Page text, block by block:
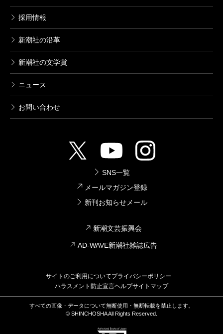
採用情報
新潮社の沿革
新潮社の文学賞
ニュース
お問い合わせ
SNS一覧
メールマガジン登録
新刊お知らせメール
新潮文芸振興会
AD-WAVE新潮社雑誌広告
サイトのご利用についてプライバシーポリシー
ハラスメント防止宣言ヘルプサイトマップ
すべての画像・データについて無断使用・無断転載を禁止します。
© SHINCHOSHA All Rights Reserved.